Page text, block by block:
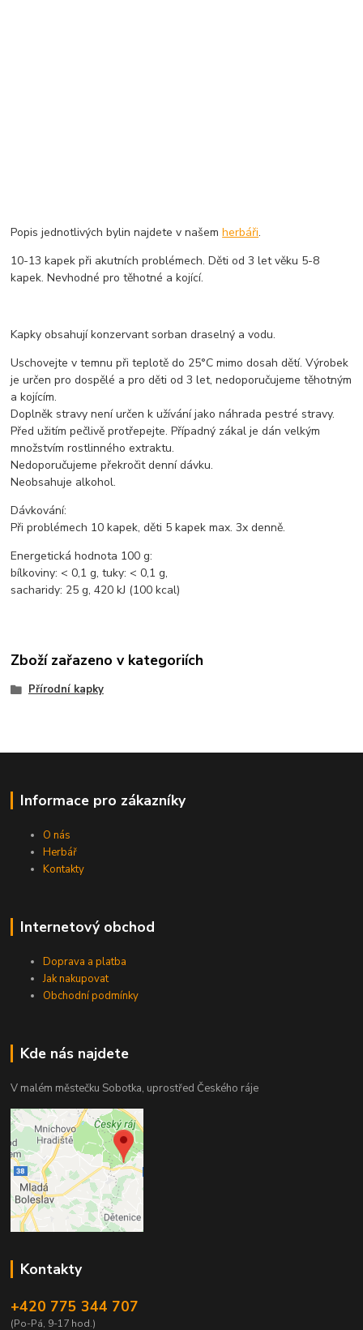
Popis jednotlivých bylin najdete v našemherbáři.
10-13 kapek při akutních problémech. Děti od 3 let věku 5-8
kapek. Nevhodné pro těhotné a kojící.
Kapky obsahují konzervant sorban draselný a vodu.
Uschovejte v temnu při teplotě do 25°C mimo dosah dětí. Výrobek
je určen pro dospělé a pro děti od 3 let, nedoporučujeme těhotným
a kojícím.
Doplněk stravy není určen k užívání jako náhrada pestré stravy.
Před užitím pečlivě protřepejte. Případný zákal je dán velkým
množstvím rostlinného extraktu.
Nedoporučujeme překročit denní dávku.
Neobsahuje alkohol.
Dávkování:
Při problémech 10 kapek, děti 5 kapek max. 3x denně.
Energetická hodnota 100 g:
bílkoviny: < 0,1 g, tuky: < 0,1 g,
sacharidy: 25 g, 420 kJ (100 kcal)
Zboží zařazeno v kategoriích
Přírodní kapky
Informace pro zákazníky
O nás
Herbář
Kontakty
Internetový obchod
Doprava a platba
Jak nakupovat
Obchodní podmínky
Kde nás najdete
V malém městečku Sobotka, uprostřed Českého ráje
Kontakty
+420 775 344 707
(Po-Pá, 9-17 hod.)